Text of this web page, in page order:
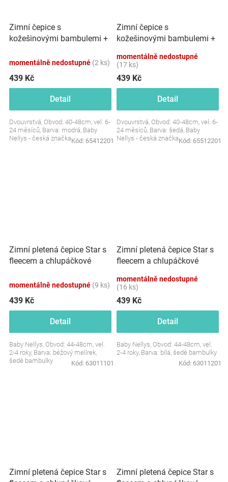
Zimní čepice s
kožešinovými bambulemi +
modrá, 6/24 měsíců
momentálně nedostupné (2 ks)
439 Kč
Detail
Dvouvrstvá, Obvod: 40-48cm, vel. 6-
24 měsíců, Barva: modrá, Baby
Nellys - česká značkaKód: 65412201
Zimní čepice s
kožešinovými bambulemi +
6/24 měsíců
momentálně nedostupné
(17 ks)
439 Kč
Detail
Dvouvrstvá, Obvod: 40-48cm, vel. 6-
24 měsíců, Barva: šedá, Baby
Nellys - česká značkaKód: 65512201
Zimní pletená čepice Star s
fleecem a chlupáčkové
sada, béžový melírek
momentálně nedostupné (9 ks)
439 Kč
Detail
Baby Nellys, Obvod: 44-48cm, vel.
2-4 roky, Barva: béžový melírek,
šedé bambulky
Kód: 63011101
Zimní pletená čepice Star s
fleecem a chlupáčkové
sada, bílá
momentálně nedostupné
(16 ks)
439 Kč
Detail
Baby Nellys, Obvod: 44-48cm, vel.
2-4 roky, Barva: bílá, šedé bambulky
Kód: 63011201
Zimní pletená čepice Star s
Zimní pletená čepice Star s